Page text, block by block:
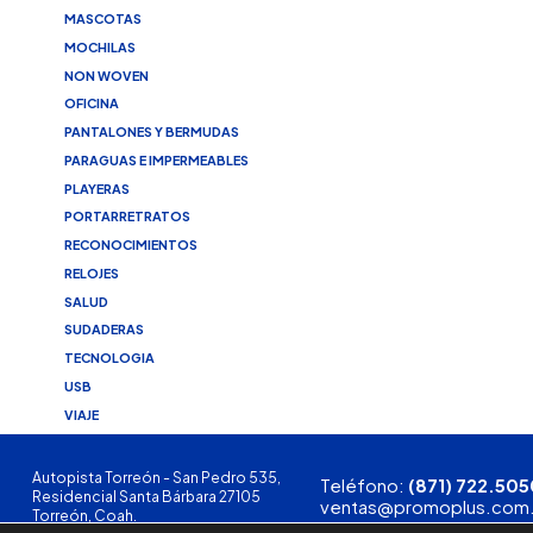
MASCOTAS
MOCHILAS
NON WOVEN
OFICINA
PANTALONES Y BERMUDAS
PARAGUAS E IMPERMEABLES
PLAYERAS
PORTARRETRATOS
RECONOCIMIENTOS
RELOJES
SALUD
SUDADERAS
TECNOLOGIA
USB
VIAJE
Autopista Torreón - San Pedro 535,
Residencial Santa Bárbara 27105
Torreón, Coah.
Teléfono: (871)